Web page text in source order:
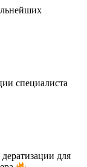
специалиста
для